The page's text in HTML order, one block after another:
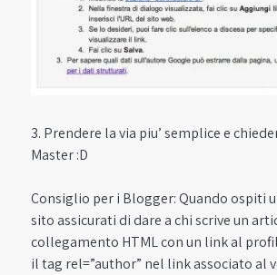
3. Prendere la via piu’ semplice e
Master :D
Consiglio per i Blogger: Quando ospiti
sito assicurati di dare a chi scrive un
collegamento HTML con un link al
il tag rel=”author” nel link associato al